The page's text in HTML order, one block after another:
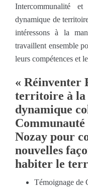
Intercommunalité
dynamique de
intéressons à la
travaillent ensemble
leurs compétences et
« Réinventer
territoire à la
dynamique
Communauté
Nozay pour
nouvelles
habiter le
Témoignage de